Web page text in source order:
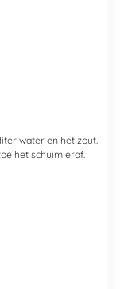
water en het zout.
het schuim eraf.